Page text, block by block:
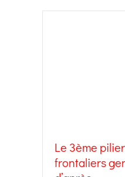
Le 3ème
frontaliers